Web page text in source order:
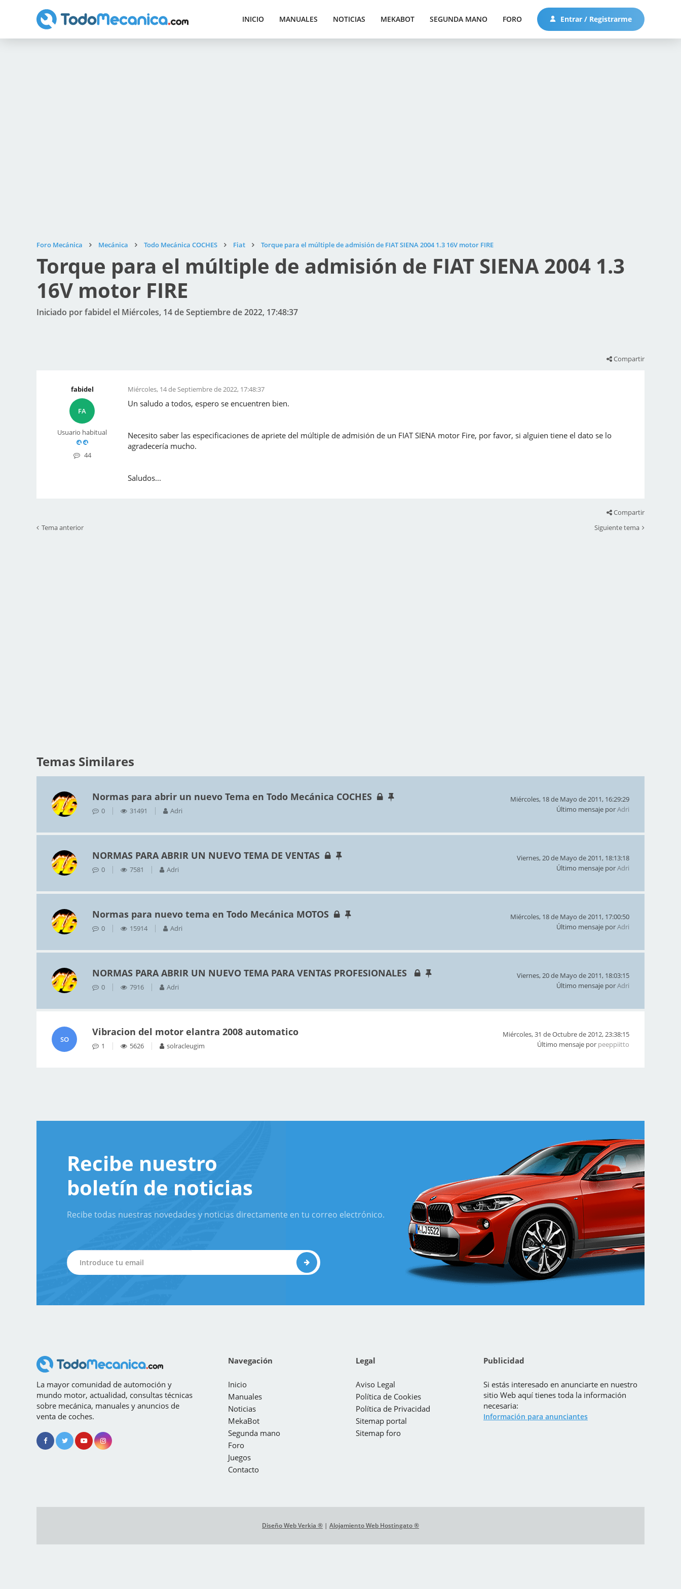
INICIO MANUALES NOTICIAS MEKABOT SEGUNDA MANO FORO Entrar / Registrarme
Foro Mecánica Mecánica Todo Mecánica COCHES Fiat Torque para el múltiple de admisión de FIAT SIENA 2004 1.3 16V motor FIRE
Torque para el múltiple de admisión de FIAT SIENA 2004 1.3
16V motor FIRE
Iniciado por fabidel el Miércoles, 14 de Septiembre de 2022, 17:48:37
Compartir
fabidel
FA
Usuario habitual
44
Miércoles, 14 de Septiembre de 2022, 17:48:37
Un saludo a todos, espero se encuentren bien.
Necesito saber las especificaciones de apriete del múltiple de admisión de un FIAT SIENA motor Fire, por favor, si alguien tiene el dato se lo
agradecería mucho.
Saludos...
Compartir
Tema anterior
Siguiente tema
Temas Similares
Normas para abrir un nuevo Tema en Todo Mecánica COCHES
0 31491 Adri
Miércoles, 18 de Mayo de 2011, 16:29:29
Último mensaje porAdri
NORMAS PARA ABRIR UN NUEVO TEMA DE VENTAS
0 7581 Adri
Viernes, 20 de Mayo de 2011, 18:13:18
Último mensaje porAdri
Normas para nuevo tema en Todo Mecánica MOTOS
0 15914 Adri
Miércoles, 18 de Mayo de 2011, 17:00:50
Último mensaje porAdri
NORMAS PARA ABRIR UN NUEVO TEMA PARA VENTAS PROFESIONALES
0 7916 Adri
Viernes, 20 de Mayo de 2011, 18:03:15
Último mensaje porAdri
SO
Vibracion del motor elantra 2008 automatico
1 5626 solracleugim
Miércoles, 31 de Octubre de 2012, 23:38:15
Último mensaje por peeppiitto
Recibe nuestro
boletín de noticias
Recibe todas nuestras novedades y noticias directamente en tu correo electrónico.
La mayor comunidad de automoción y
mundo motor, actualidad, consultas técnicas
sobre mecánica, manuales y anuncios de
venta de coches.
Navegación
Inicio
Manuales
Noticias
MekaBot
Segunda mano
Foro
Juegos
Contacto
Legal
Aviso Legal
Política de Cookies
Política de Privacidad
Sitemap portal
Sitemap foro
Publicidad
Si estás interesado en anunciarte en nuestro
sitio Web aquí tienes toda la información
necesaria:
Información para anunciantes
Diseño Web Verkia ® | Alojamiento Web Hostingato ®